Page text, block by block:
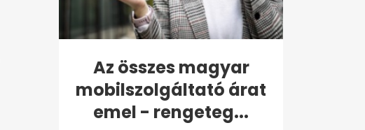
Az összes magyar
mobilszolgáltató árat
emel - rengeteg...